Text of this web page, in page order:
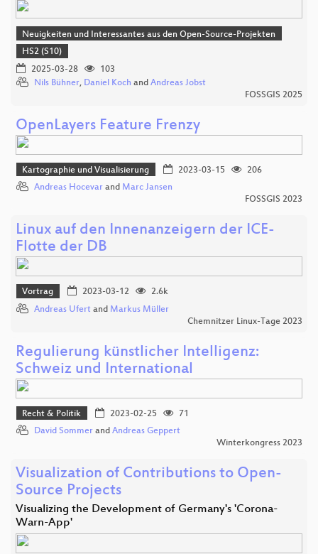
Neuigkeiten und Interessantes aus den Open-Source-Projekten
HS2 (S10)
2025-03-28
103
Nils Bühner, Daniel Koch and Andreas Jobst
FOSSGIS 2025
OpenLayers Feature Frenzy
Kartographie und Visualisierung 2023-03-15
206
Andreas Hocevar and Marc Jansen
FOSSGIS 2023
Linux auf den Innenanzeigern der ICE-
Flotte der DB
Vortrag 2023-03-12
2.6k
Andreas Ufert and Markus Müller
Chemnitzer Linux-Tage 2023
Regulierung künstlicher Intelligenz:
Schweiz und International
Recht & Politik 2023-02-25
71
David Sommer and Andreas Geppert
Winterkongress 2023
Visualization of Contributions to Open-
Source Projects
Visualizing the Development of Germany's 'Corona-
Warn-App'